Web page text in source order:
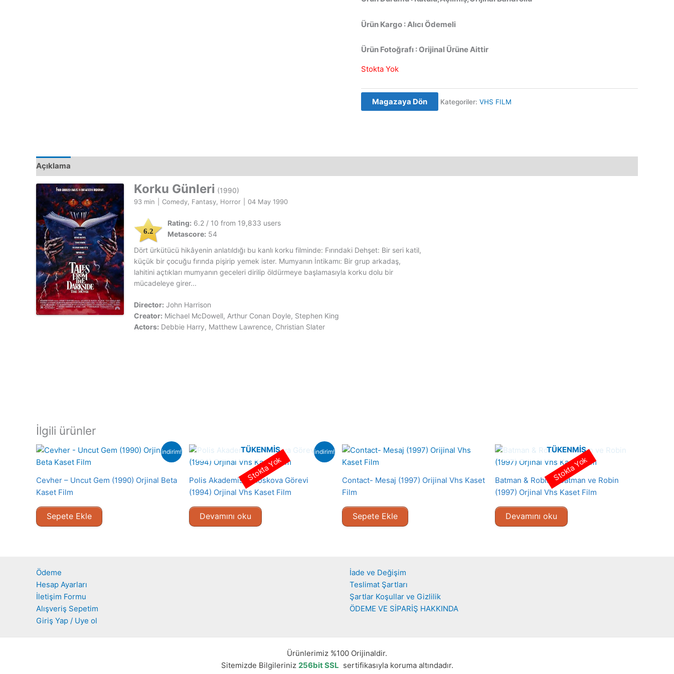
Ürün Kargo : Alıcı Ödemeli
Ürün Fotoğrafı : Orijinal Ürüne Aittir
Stokta Yok
Magazaya Dön Kategoriler: VHS FILM
Açıklama
Korku Günleri (1990)
93 min Comedy, Fantasy, Horror 04 May 1990
6.2
Rating: 6.2 / 10 from 19,833 users
Metascore: 54
Dört ürkütücü hikâyenin anlatıldığı bu kanlı korku filminde: Fırındaki Dehşet: Bir seri katil,
küçük bir çocuğu fırında pişirip yemek ister. Mumyanın İntikamı: Bir grup arkadaş,
lahitini açtıkları mumyanın geceleri dirilip öldürmeye başlamasıyla korku dolu bir
mücadeleye girer...
Director: John Harrison
Creator: Michael McDowell, Arthur Conan Doyle, Stephen King
Actors: Debbie Harry, Matthew Lawrence, Christian Slater
İlgili ürünler
indirim!
Cevher – Uncut Gem (1990) Orjinal Beta
Kaset Film
Sepete Ekle
indirim!
TÜKENMIŞ
Polis Akademisi : Moskova Görevi
(1994) Orjinal Vhs Kaset Film
Devamını oku
Stokta Yok
Contact- Mesaj (1997) Orijinal Vhs Kaset
Film
Sepete Ekle
TÜKENMIŞ
Batman & Robin – Batman ve Robin
(1997) Orjinal Vhs Kaset Film
Devamını oku
Stokta Yok
Ödeme
Hesap Ayarları
İletişim Formu
Alışveriş Sepetim
Giriş Yap / Uye ol
İade ve Değişim
Teslimat Şartları
Şartlar Koşullar ve Gizlilik
ÖDEME VE SİPARİŞ HAKKINDA
Ürünlerimiz %100 Orijinaldir.
Sitemizde Bilgileriniz 256bit SSL sertifikasıyla koruma altındadır.